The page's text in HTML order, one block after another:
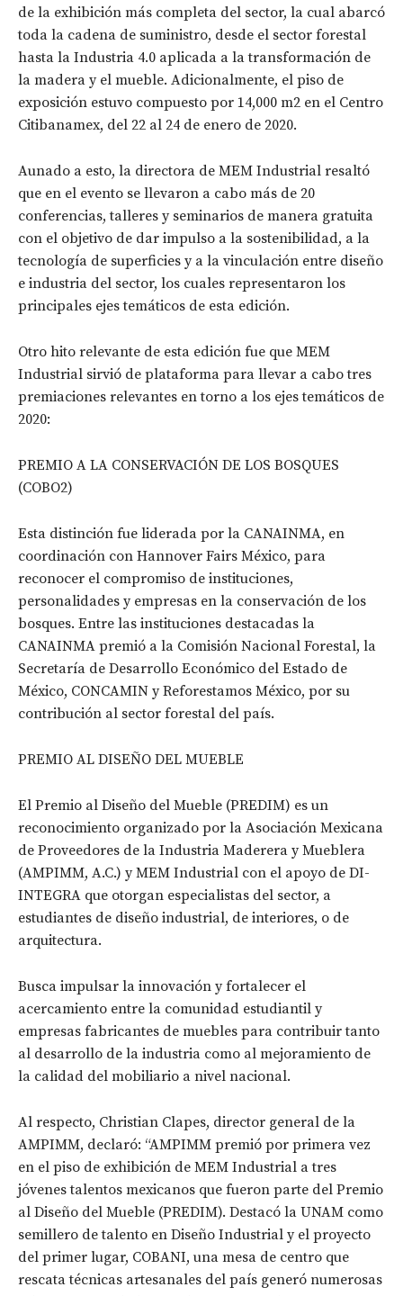
de la exhibición más completa del sector, la cual abarcó
toda la cadena de suministro, desde el sector forestal
hasta la Industria 4.0 aplicada a la transformación de
la madera y el mueble. Adicionalmente, el piso de
exposición estuvo compuesto por 14,000 m2 en el Centro
Citibanamex, del 22 al 24 de enero de 2020.
Aunado a esto, la directora de MEM Industrial resaltó
que en el evento se llevaron a cabo más de 20
conferencias, talleres y seminarios de manera gratuita
con el objetivo de dar impulso a la sostenibilidad, a la
tecnología de superficies y a la vinculación entre diseño
e industria del sector, los cuales representaron los
principales ejes temáticos de esta edición.
Otro hito relevante de esta edición fue que MEM
Industrial sirvió de plataforma para llevar a cabo tres
premiaciones relevantes en torno a los ejes temáticos de
2020:
PREMIO A LA CONSERVACIÓN DE LOS BOSQUES
(COBO2)
Esta distinción fue liderada por la CANAINMA, en
coordinación con Hannover Fairs México, para
reconocer el compromiso de instituciones,
personalidades y empresas en la conservación de los
bosques. Entre las instituciones destacadas la
CANAINMA premió a la Comisión Nacional Forestal, la
Secretaría de Desarrollo Económico del Estado de
México, CONCAMIN y Reforestamos México, por su
contribución al sector forestal del país.
PREMIO AL DISEÑO DEL MUEBLE
El Premio al Diseño del Mueble (PREDIM) es un
reconocimiento organizado por la Asociación Mexicana
de Proveedores de la Industria Maderera y Mueblera
(AMPIMM, A.C.) y MEM Industrial con el apoyo de DI-
INTEGRA que otorgan especialistas del sector, a
estudiantes de diseño industrial, de interiores, o de
arquitectura.
Busca impulsar la innovación y fortalecer el
acercamiento entre la comunidad estudiantil y
empresas fabricantes de muebles para contribuir tanto
al desarrollo de la industria como al mejoramiento de
la calidad del mobiliario a nivel nacional.
Al respecto, Christian Clapes, director general de la
AMPIMM, declaró: “AMPIMM premió por primera vez
en el piso de exhibición de MEM Industrial a tres
jóvenes talentos mexicanos que fueron parte del Premio
al Diseño del Mueble (PREDIM). Destacó la UNAM como
semillero de talento en Diseño Industrial y el proyecto
del primer lugar, COBANI, una mesa de centro que
rescata técnicas artesanales del país generó numerosas